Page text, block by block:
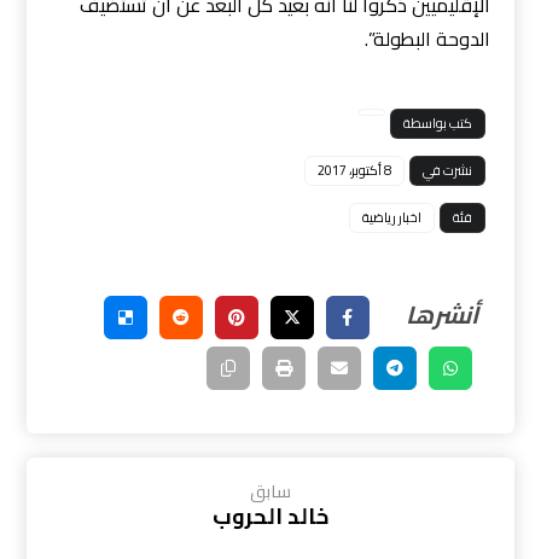
الدوحة البطولة”.
كتب بواسطة
نشرت في
8 أكتوبر، 2017
فئة
اخبار رياضية
سابق
خالد الحروب